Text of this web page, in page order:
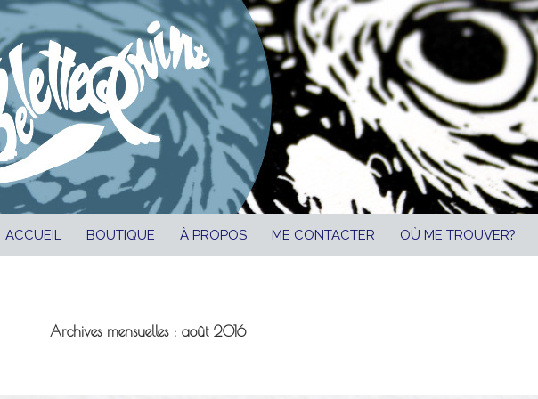
ACCUEIL BOUTIQUE À PROPOS ME CONTACTER OÙ ME TROUVER?
Archives mensuelles : août 2016